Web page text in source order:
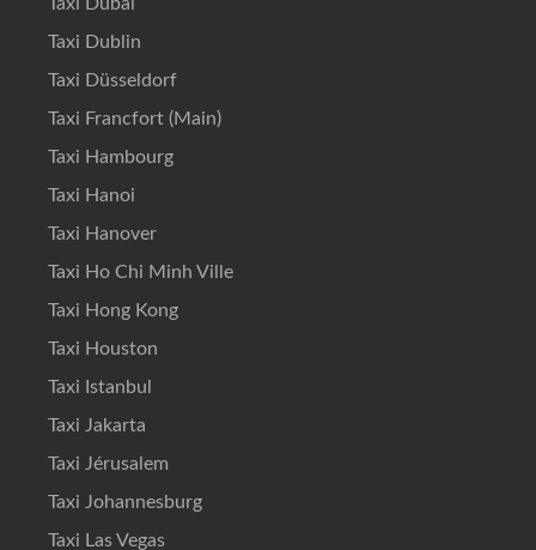
Taxi Dublin
Taxi Düsseldorf
Taxi Francfort (Main)
Taxi Hambourg
Taxi Hanoi
Taxi Hanover
Taxi Ho Chi Minh Ville
Taxi Hong Kong
Taxi Houston
Taxi Istanbul
Taxi Jakarta
Taxi Jérusalem
Taxi Johannesburg
Taxi Las Vegas